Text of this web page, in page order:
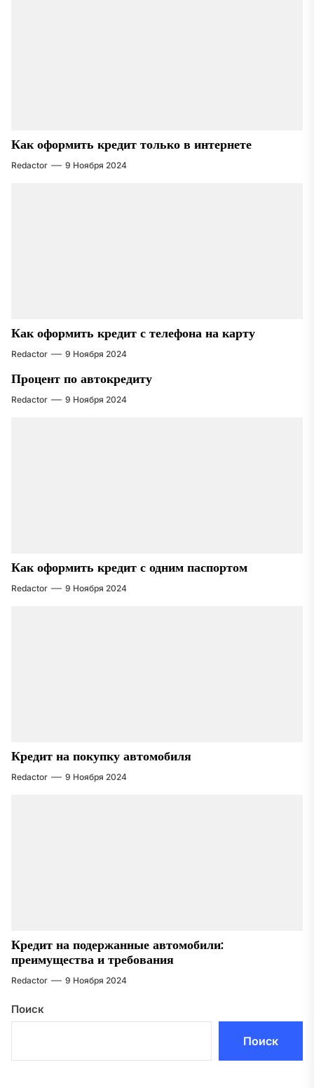
Как оформить кредит только в интернете
Redactor 9 Ноября 2024
Как оформить кредит с телефона на карту
Redactor 9 Ноября 2024
Процент по автокредиту
Redactor 9 Ноября 2024
Как оформить кредит с одним паспортом
Redactor 9 Ноября 2024
Кредит на покупку автомобиля
Redactor 9 Ноября 2024
Кредит на подержанные автомобили:
преимущества и требования
Redactor 9 Ноября 2024
Поиск
Поиск